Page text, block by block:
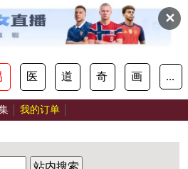
✕
医 道 奇 画 ...
我的订单
站内搜索